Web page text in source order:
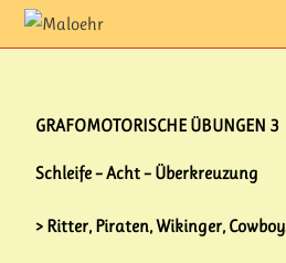
GRAFOMOTORISCHE ÜBUNGEN 3
Schleife – Acht – Überkreuzung
> Ritter, Piraten, Wikinger,